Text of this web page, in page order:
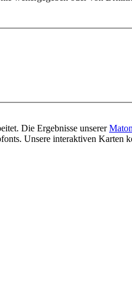
Die Ergebnisse unserer
Unsere interaktiven Karten